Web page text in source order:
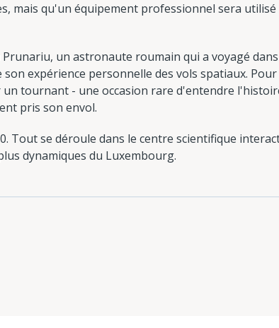
mais qu'un équipement professionnel sera utilisé
un astronaute roumain qui a voyagé dans
expérience personnelle des vols spatiaux. Pour
tournant - une occasion rare d'entendre
pris son envol.
Tout se déroule dans le centre scientifique
dynamiques du Luxembourg.